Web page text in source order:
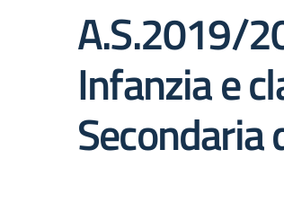
A.S.2019/
Infanzia e
Secondaria